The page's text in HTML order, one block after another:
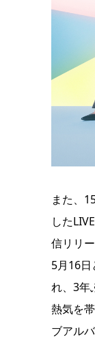
また、
した
信リリ
5月16
れ、3年
熱気を
ブアル